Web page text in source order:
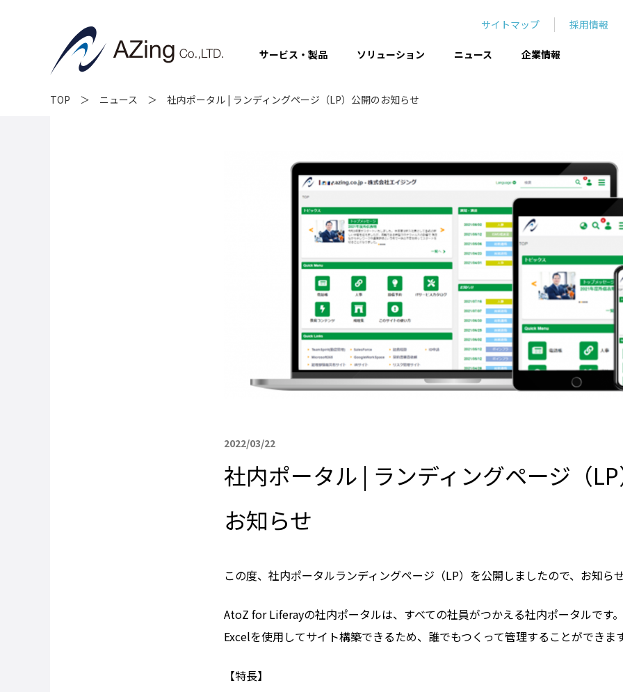
サイトマップ 採用情報
サービス・製品 ソリューション ニュース 企業情報
TOP ニュース 社内ポータル | ランディングページ（LP）公開のお知らせ
2022/03/22
社内ポータル | ランディングページ（
お知らせ
この度、社内ポータルランディングページ（LP）を公開しましたので、お知らせ
AtoZ for Liferayの社内ポータルは、すべての社員がつかえる社内ポータルです。
Excelを使用してサイト構築できるため、誰でもつくって管理することができます
【特長】